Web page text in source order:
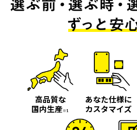
高品質な
国内生産※1
あなた仕様に
カスタマイズ